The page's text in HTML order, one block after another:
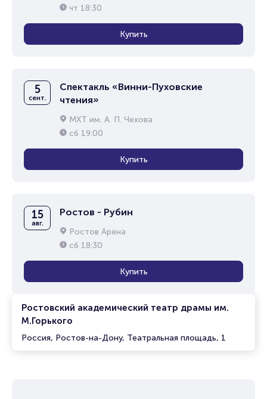
Ростовский академический театр драмы им.
М.Горького
Россия, Ростов-на-Дону, Театральная площадь, 1
чт 18:30
Купить
5
сент.
Спектакль «Винни-Пуховские
чтения»
МХТ им. А. П. Чехова
сб 19:00
Купить
15
авг.
Ростов - Рубин
Ростов Арена
сб 18:30
Купить